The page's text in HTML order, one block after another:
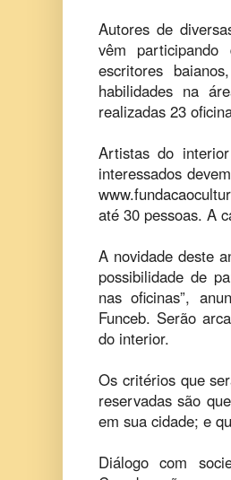
Autores de
vêm
escritores
habilidades na
realizadas 23
Artistas do
interessados
até 30 pessoas. A
A novidade deste
possibilidade de
nas oficinas”,
Funceb. Serão
do interior.
Os critérios que
reservadas são
em sua cidade; e
Diálogo com